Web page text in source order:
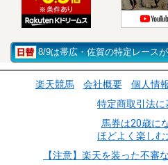
8/9は帯広・佐賀の特定レース
楽天競馬 会社概要 個人情
特定商取引法に
馬券は20歳に
ほどよく楽しむ
【注意】楽天を装った不審